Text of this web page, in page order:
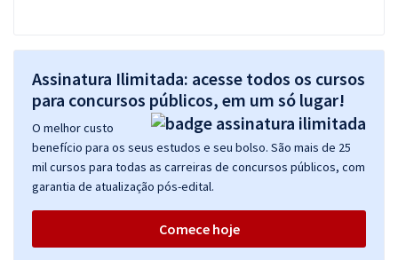
Assinatura Ilimitada: acesse todos os cursos
para concursos públicos, em um só lugar!
O melhor custo
benefício para os seus estudos e seu bolso. São mais de 25
mil cursos para todas as carreiras de concursos públicos, com
garantia de atualização pós-edital.
Comece hoje